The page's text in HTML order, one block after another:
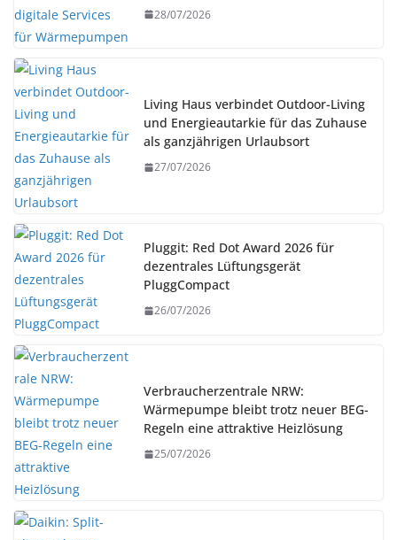
28/07/2026
Living Haus verbindet Outdoor-Living
und Energieautarkie für das Zuhause
als ganzjährigen Urlaubsort
27/07/2026
Pluggit: Red Dot Award 2026 für
dezentrales Lüftungsgerät
PluggCompact
26/07/2026
Verbraucherzentrale NRW:
Wärmepumpe bleibt trotz neuer BEG-
Regeln eine attraktive Heizlösung
25/07/2026